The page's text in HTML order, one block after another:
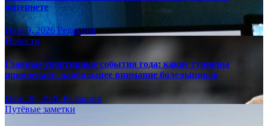
интернете
Июл 9, 2026 Редакция
Новости
Главные спортивные события года: какие турниры
привлекают наибольшее внимание болельщиков
Июн 30, 2026 Редакция
Путёвые заметки